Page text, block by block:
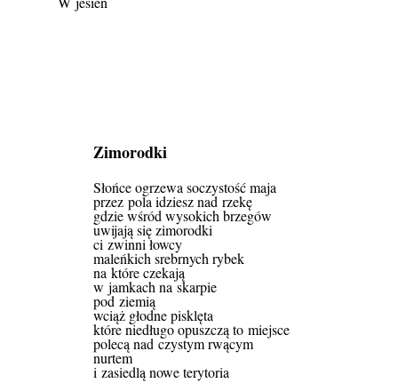
Zimorodki
Słońce ogrzewa soczystość maja
przez pola idziesz nad rzekę
gdzie wśród wysokich brzegów
uwijają się zimorodki
ci zwinni łowcy
maleńkich srebrnych rybek
na które czekają
w jamkach na skarpie
pod ziemią
wciąż głodne pisklęta
które niedługo opuszczą to miejsce
polecą nad czystym rwącym
nurtem
i zasiedlą nowe terytoria